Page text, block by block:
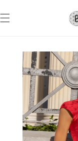
al contenido